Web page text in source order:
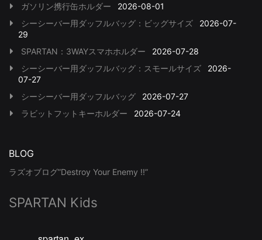
ガソリン携行缶ホルダー
2026-08-01
シーシーバー用ダッフルバッグ：ビッグサイズ
2026-07-
29
SPARTAN：3WAYスマホホルダー
2026-07-28
シーシーバー用ダッフルバッグ：スモールサイズ
2026-
07-27
シーシーバー用ダッフルバッグ
2026-07-27
ラビットフットキーホルダー
2026-07-24
BLOG
ラズオブログ”Destroy Your Enemy !!”
SPARTAN Kids